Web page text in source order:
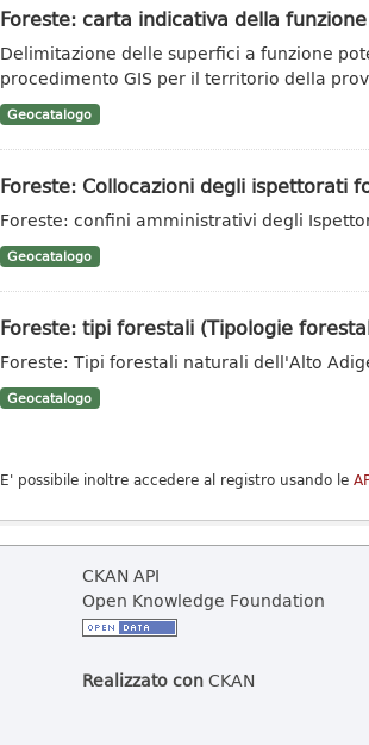
Foreste: carta indicativa della
Delimitazione delle superfici a funzione
procedimento GIS per il territorio della
Geocatalogo
Foreste: Collocazioni degli ispettorati
Foreste: confini amministrativi degli
Geocatalogo
Foreste: tipi forestali (Tipologie
Foreste: Tipi forestali naturali dell'Alto
Geocatalogo
E' possibile inoltre accedere al registro usando le
CKAN API
Open Knowledge Foundation
Realizzato conCKAN